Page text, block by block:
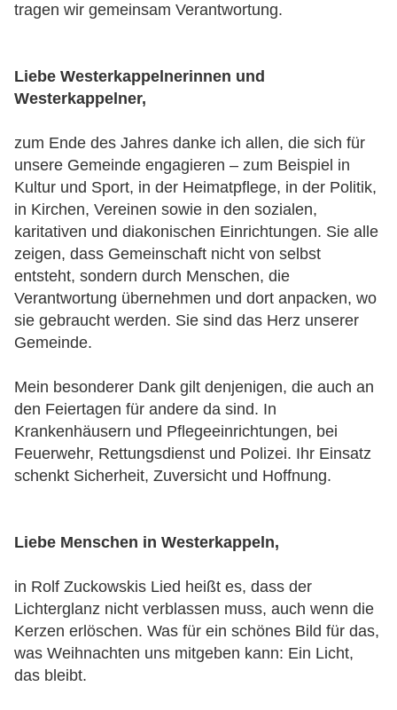
tragen wir gemeinsam Verantwortung.
Liebe Westerkappelnerinnen und
Westerkappelner,
zum Ende des Jahres danke ich allen, die sich für
unsere Gemeinde engagieren – zum Beispiel in
Kultur und Sport, in der Heimatpflege, in der Politik,
in Kirchen, Vereinen sowie in den sozialen,
karitativen und diakonischen Einrichtungen. Sie alle
zeigen, dass Gemeinschaft nicht von selbst
entsteht, sondern durch Menschen, die
Verantwortung übernehmen und dort anpacken, wo
sie gebraucht werden. Sie sind das Herz unserer
Gemeinde.
Mein besonderer Dank gilt denjenigen, die auch an
den Feiertagen für andere da sind. In
Krankenhäusern und Pflegeeinrichtungen, bei
Feuerwehr, Rettungsdienst und Polizei. Ihr Einsatz
schenkt Sicherheit, Zuversicht und Hoffnung.
Liebe Menschen in Westerkappeln,
in Rolf Zuckowskis Lied heißt es, dass der
Lichterglanz nicht verblassen muss, auch wenn die
Kerzen erlöschen. Was für ein schönes Bild für das,
was Weihnachten uns mitgeben kann: Ein Licht,
das bleibt.